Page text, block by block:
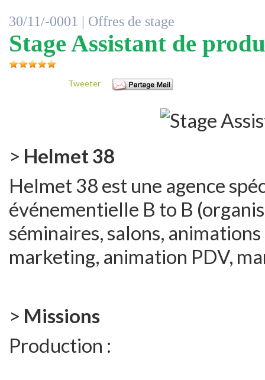
30/11/-0001 | Offres de stage
Stage Assistant de
Tweeter
> Helmet 38
Helmet 38 est une agence
événementielle B to B
séminaires, salons,
marketing, animation PDV,
> Missions
Production :